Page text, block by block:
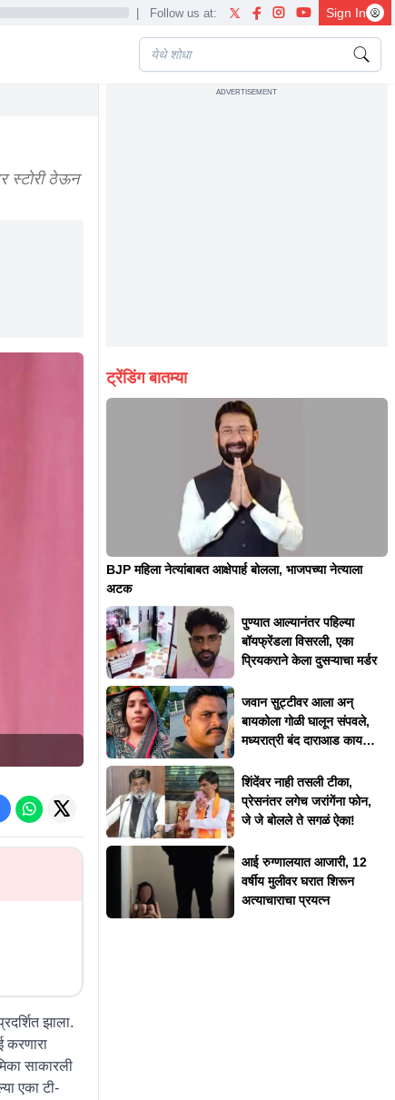
| Follow us at: Sign In
marathi news
स्टोरी ठेऊन
झाला.
करणारा
साकारली
एका टी-
ADVERTISEMENT
ट्रेंडिंग बातम्या
BJP महिला नेत्यांबाबत आक्षेपार्ह बोलला, भाजपच्या नेत्याला
अटक
पुण्यात आल्यानंतर पहिल्या
बॉयफ्रेंडला विसरली, एका
प्रियकराने केला दुसऱ्याचा मर्डर
जवान सुट्टीवर आला अन्
बायकोला गोळी घालून संपवले,
मध्यरात्री बंद दाराआड काय
शिंदेंवर नाही तसली टीका,
प्रेसनंतर लगेच जरांगेंना फोन,
जे जे बोलले ते सगळं ऐका!
आई रुग्णालयात आजारी, 12
वर्षीय मुलीवर घरात शिरून
अत्याचाराचा प्रयत्न